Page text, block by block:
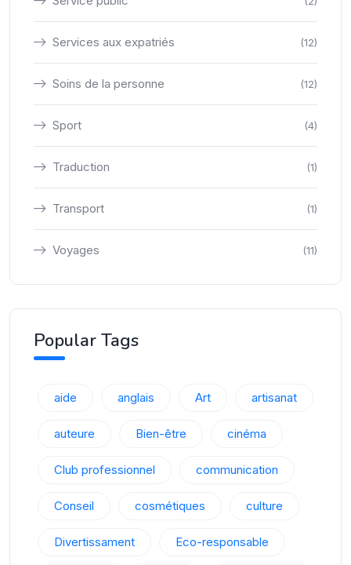
Services aux expatriés (12)
Soins de la personne (12)
Sport (4)
Traduction (1)
Transport (1)
Voyages (11)
Popular Tags
aide anglais Art artisanat
auteure Bien-être cinéma
Club professionnel communication
Conseil cosmétiques culture
Divertissament Eco-responsable